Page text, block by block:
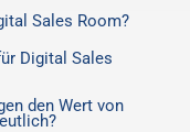
Sales Room?
Digital Sales
den Wert von